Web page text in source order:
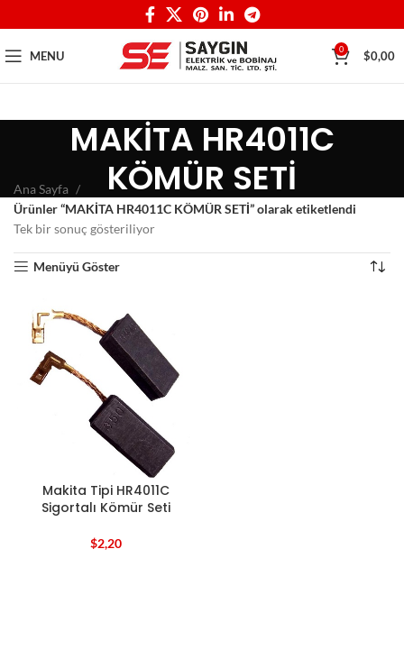
MENU 0 $0,00
MAKİTA HR4011C
KÖMÜR SETİ
Ana Sayfa
Ürünler “MAKİTA HR4011C KÖMÜR SETİ” olarak etiketlendi
Tek bir sonuç gösteriliyor
Menüyü Göster
Makita Tipi HR4011C
Sigortalı Kömür Seti
$2,20